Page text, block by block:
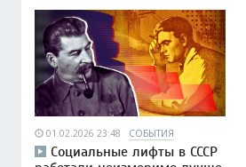
01.02.2026 23:48 СОБЫТИЯ
Социальные лифты в СССР